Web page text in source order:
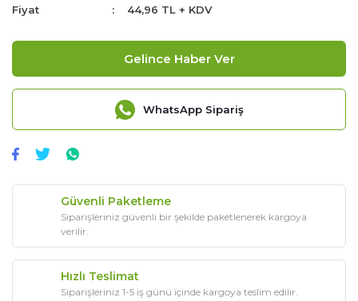
Fiyat
44,96 TL + KDV
Gelince Haber Ver
WhatsApp Sipariş
Güvenli Paketleme
Siparişleriniz güvenli bir şekilde paketlenerek kargoya
verilir.
Hızlı Teslimat
Siparişleriniz 1-5 iş günü içinde kargoya teslim edilir.